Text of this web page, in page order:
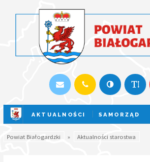
AKTUALNOŚCI SAMORZĄD
SESJA NA ŻYWO
Powiat Białogardzki » Aktualności starostwa